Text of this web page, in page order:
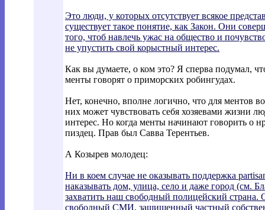
Это люди, у которых отсутствует всякое
существует такое понятие, как Закон. Они
того, чтоб навлечь ужас на общество и
не упустить свой корыстный интерес.
Как вы думаете, о ком это? Я сперва подумал,
менты говорят о приморских робингудах.
Нет, конечно, вполне логично, что для ментов
них может чувствовать себя хозяевами жизни
интерес. Но когда менты начинают говорить о
пиздец. Прав был Савва Терентьев.
А Козырев молодец:
Ни в коем случае не оказывать поддержка
наказывать дом, улица, село и даже город (см.
захватить наш свободный полицейский страна.
свободный СМИ, защищенный частный